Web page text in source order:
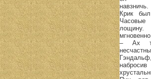
навзничь.
Крик
Часовые
лощину.
– Ах